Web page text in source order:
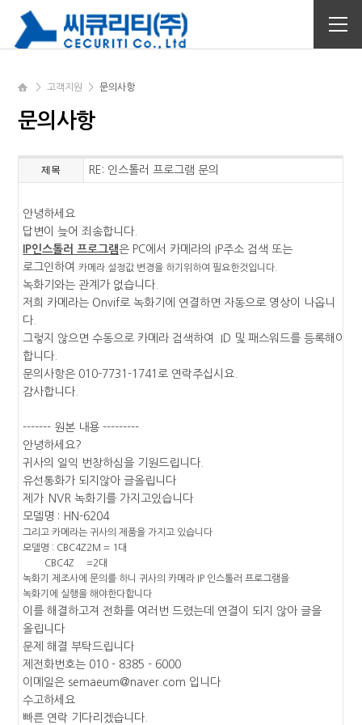
> 고객지원 > 문의사항
문의사항
제목 RE: 인스톨러 프로그램 문의
안녕하세요
답변이 늦어 죄송합니다.
IP인스톨러 프로그램은 PC에서 카메라의 IP주소 검색 또는
로그인하여카메라 설정값 변경을 하기위하여 필요한것입니다.
녹화기와는 관계가 없습니다.
저희 카메라는 Onvif로 녹화기에 연결하면 자동으로 영상이 나옵니
다.
그렇지 않으면 수동으로 카메라 검색하여 ID 및 패스워드를 등록해야
합니다.
문의사항은 010-7731-1741로 연락주십시요.
감사합니다.
------- 원본 내용 ---------
안녕하세요?
귀사의 일익 번창하심을 기원드립니다.
유선통화가 되지않아 글올립니다
제가 NVR 녹화기를 가지고있습니다
모델명 : HN-6204
그리고 카메라는 귀사의 제품을 가지고 있습니다
모델명 : CBC4Z2M = 1대
CBC4Z =2대
녹화기 제조사에 문의를 하니 귀사의 카메라 IP 인스톨러 프로그램을
녹화기에 실행을 해야한다합니다
이를 해결하고져 전화를 여러번 드렸는데 연결이 되지 않아 글을
올립니다
문제 해결 부탁드립니다
제전화번호는 010 - 8385 - 6000
이메일은 semaeum@naver.com 입니다
수고하세요
빠른 연락 기다리겠습니다.